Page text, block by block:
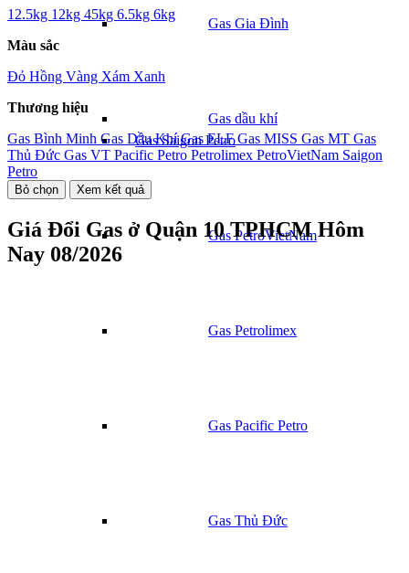
Gas Gia Đình
Gas dầu khí
Gas Saigon Petro
Gas PetroVietNam
Gas Petrolimex
Gas Pacific Petro
Gas Thủ Đức
12.5kg 12kg 45kg 6.5kg 6kg
Màu sắc
Đỏ Hồng Vàng Xám Xanh
Thương hiệu
Gas Bình Minh Gas Dầu KhíGas ELFGas MISS Gas MT Gas
Thủ Đức Gas VT Pacific Petro Petrolimex PetroVietNam Saigon
Petro
Bỏ chọn Xem kết quả
Giá Đổi Gas ở Quận 10 TPHCM Hôm
Nay 08/2026